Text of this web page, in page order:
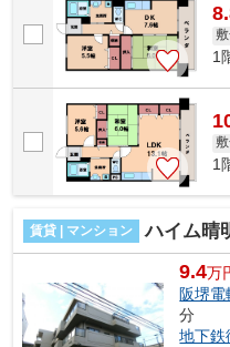
1
1
賃貸 | マンション ハイム晴
9.4万
阪堺電
分
地下鉄